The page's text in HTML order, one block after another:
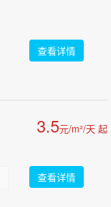
查看详情
3.5元/m²/天 起
查看详情